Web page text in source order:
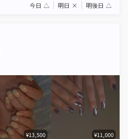
今日 △ 明日 × 明後日 △
¥13,500 ¥11,000